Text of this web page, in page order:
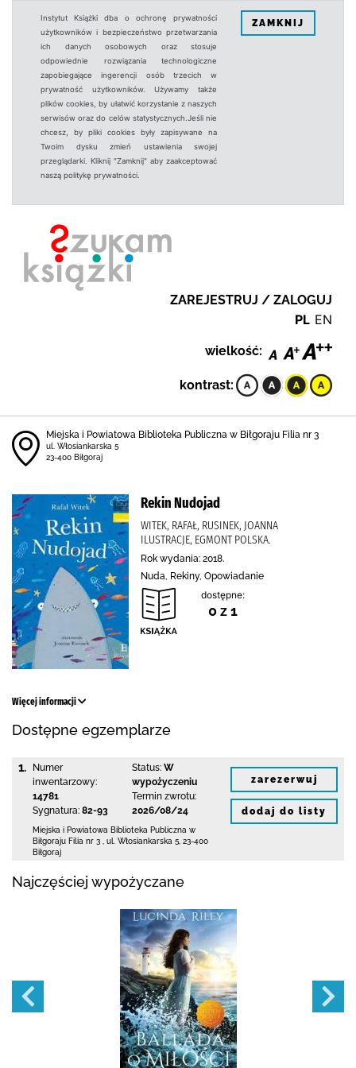
Instytut Książki dba o ochronę prywatności
użytkowników i bezpieczeństwo przetwarzania
ich danych osobowych oraz stosuje
odpowiednie rozwiązania technologiczne
zapobiegające ingerencji osób trzecich w
prywatność użytkowników. Używamy także
plików cookies, by ułatwić korzystanie z naszych
serwisów oraz do celów statystycznych.Jeśli nie
chcesz, by pliki cookies były zapisywane na
Twoim dysku zmień ustawienia swojej
przeglądarki. Kliknij "Zamknij" aby zaakceptować
naszą politykę prywatności.
ZAMKNIJ
ZAREJESTRUJ / ZALOGUJ
PL EN
wielkość:
kontrast:
Miejska i Powiatowa Biblioteka Publiczna w Biłgoraju Filia nr 3
ul. Włosiankarska 5
23-400 Biłgoraj
Rekin Nudojad
WITEK, RAFAŁ, RUSINEK, JOANNA
ILUSTRACJE, EGMONT POLSKA.
Rok wydania: 2018.
Nuda, Rekiny, Opowiadanie
dostępne:
0 z 1
Więcej informacji
Dostępne egzemplarze
1.
Numer
inwentarzowy:
14781
Sygnatura: 82-93
Status: W
wypożyczeniu
Termin zwrotu:
2026/08/24
Miejska i Powiatowa Biblioteka Publiczna w
Biłgoraju Filia nr 3
ul. Włosiankarska 5 23-400
Biłgoraj
zarezerwuj
dodaj do listy
Najczęściej wypożyczane